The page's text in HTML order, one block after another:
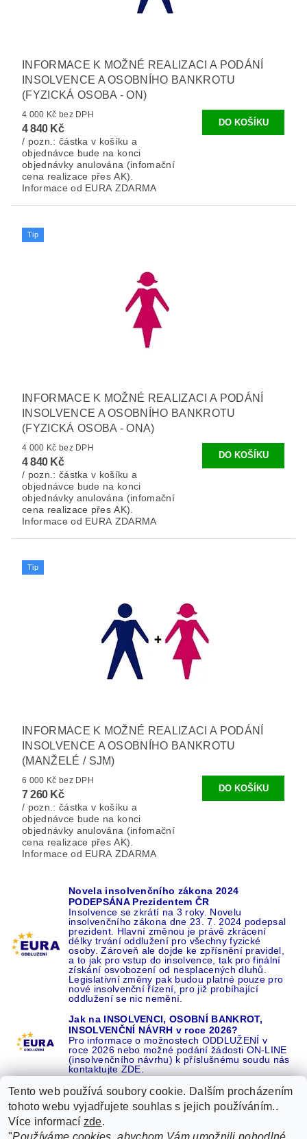
INFORMACE K MOŽNÉ REALIZACI A PODÁNÍ
INSOLVENCE A OSOBNÍHO BANKROTU
(FYZICKÁ OSOBA - ON)
4 000 Kč bez DPH
4 840 Kč
/ pozn.: částka v košíku a
objednávce bude na konci
objednávky anulována (infomační
cena realizace přes AK).
Informace od EURA ZDARMA
Tip
INFORMACE K MOŽNÉ REALIZACI A PODÁNÍ
INSOLVENCE A OSOBNÍHO BANKROTU
(FYZICKÁ OSOBA - ONA)
4 000 Kč bez DPH
4 840 Kč
/ pozn.: částka v košíku a
objednávce bude na konci
objednávky anulována (infomační
cena realizace přes AK).
Informace od EURA ZDARMA
Tip
INFORMACE K MOŽNÉ REALIZACI A PODÁNÍ
INSOLVENCE A OSOBNÍHO BANKROTU
(MANŽELÉ / SJM)
6 000 Kč bez DPH
7 260 Kč
/ pozn.: částka v košíku a
objednávce bude na konci
objednávky anulována (infomační
cena realizace přes AK).
Informace od EURA ZDARMA
Novela insolvenčního zákona 2024
PODEPSÁNA Prezidentem ČR
Insolvence se zkrátí na 3 roky. Novelu
insolvenčního zákona dne 23. 7. 2024 podepsal
prezident. Hlavní změnou je právě zkrácení
délky trvání oddlužení pro všechny fyzické
osoby. Zároveň ale dojde ke zpřísnění pravidel,
a to jak pro vstup do insolvence, tak pro finální
získání osvobození od nesplacených dluhů.
Legislativní změny pak budou platné pouze pro
nové insolvenční řízení, pro již probíhající
oddlužení se nic nemění.
Jak na INSOLVENCI, OSOBNÍ BANKROT,
INSOLVENČNÍ NÁVRH v roce 2026?
Pro informace o možnostech ODDLUŽENÍ v
roce 2026 nebo možné podání žádosti ON-LINE
(insolvenčního návrhu) k příslušnému soudu nás
kontaktujte ZDE.
Recenze o NÁS na GOOGLE 16 let REFERENCÍ v celé ČR |
Tento web používá soubory cookie. Dalším procházením
tohoto webu vyjadřujete souhlas s jejich používáním..
Více informací zde.
"Používáme cookies, abychom Vám umožnili pohodlné